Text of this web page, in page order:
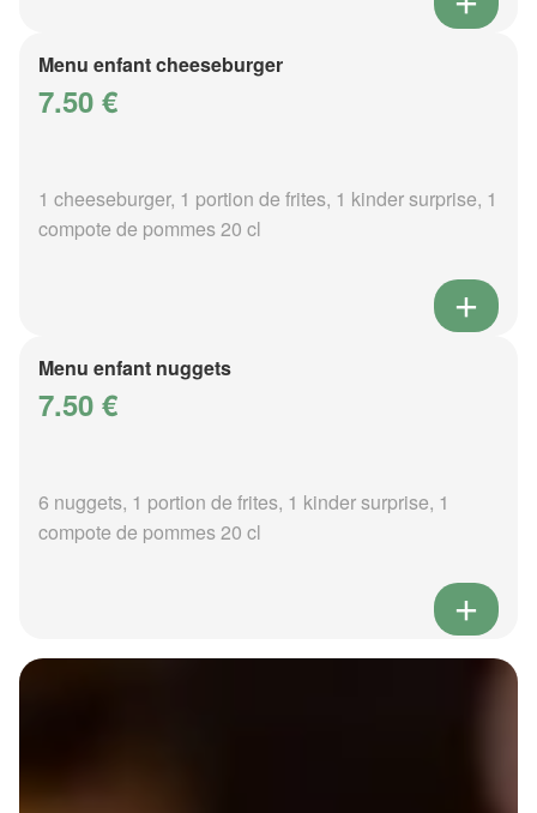
Menu enfant cheeseburger
7.50 €
1 cheeseburger, 1 portion de frites, 1 kinder surprise, 1
compote de pommes 20 cl
Menu enfant nuggets
7.50 €
6 nuggets, 1 portion de frites, 1 kinder surprise, 1
compote de pommes 20 cl